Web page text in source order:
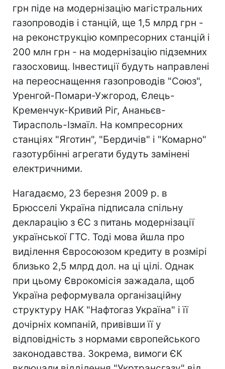
грн піде на модернізацію магістральних
газопроводів і станцій, ще 1,5 млрд грн -
на реконструкцію компресорних станцій і
200 млн грн - на модернізацію підземних
газосховищ. Інвестиції будуть направлені
на переоснащення газопроводів "Союз",
Уренгой-Помари-Ужгород, Єлець-
Кременчук-Кривий Ріг, Ананьєв-
Тирасполь-Ізмаїл. На компресорних
станціях "Яготин", "Бердичів" і "Комарно"
газотурбінні агрегати будуть замінені
електричними.
Нагадаємо, 23 березня 2009 р. в
Брюсселі Україна підписала спільну
декларацію з ЄС з питань модернізації
української ГТС. Тоді мова йшла про
виділення Євросоюзом кредиту в розмірі
близько 2,5 млрд дол. на ці цілі. Однак
при цьому Єврокомісія зажадала, щоб
Україна реформувала організаційну
структуру НАК "Нафтогаз Україна" і її
дочірніх компаній, привівши її у
відповідність з нормами європейського
законодавства. Зокрема, вимоги ЄК